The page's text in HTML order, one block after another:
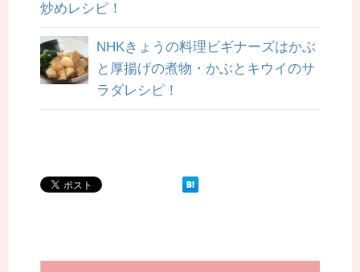
炒めレシピ！
NHKきょうの料理ビギナーズはかぶ
と厚揚げの煮物・かぶとキウイのサ
ラダレシピ！